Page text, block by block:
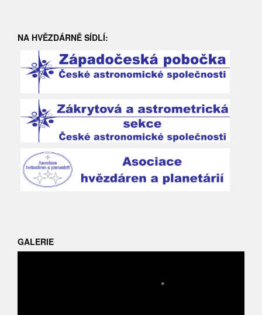
NA HVĚZDÁRNĚ SÍDLÍ:
GALERIE